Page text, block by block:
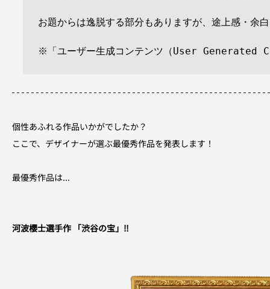
お題からは逸脱する部分もありますが、途上感・余
※「ユーザー生成コンテンツ（User Generated
個性あふれる作品いかがでしたか？
ここで、デザイナーが選ぶ最優秀作品を発表します！
最優秀作品は...
河波櫻士選手作 「渋谷の宝」‼︎